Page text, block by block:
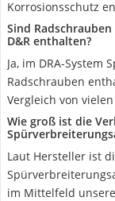
Korrosionsschutz
Sind
D&R enthalten?
Ja, im DRA-System
Radschrauben
Vergleich von
Wie groß ist die
Laut Hersteller ist
im Mittelfeld